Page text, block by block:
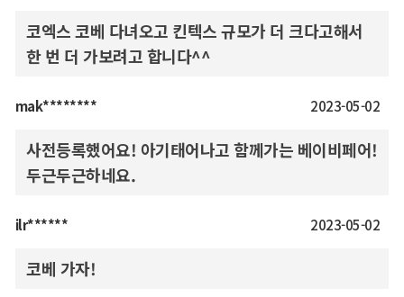
코엑스 코베 다녀오고 킨텍스 규모가 더 크다고해서
한 번 더 가보려고 합니다^^
mak******** 2023-05-02
사전등록했어요! 아기태어나고 함께가는 베이비페어!
두근두근하네요.
ilr****** 2023-05-02
코베 가자!